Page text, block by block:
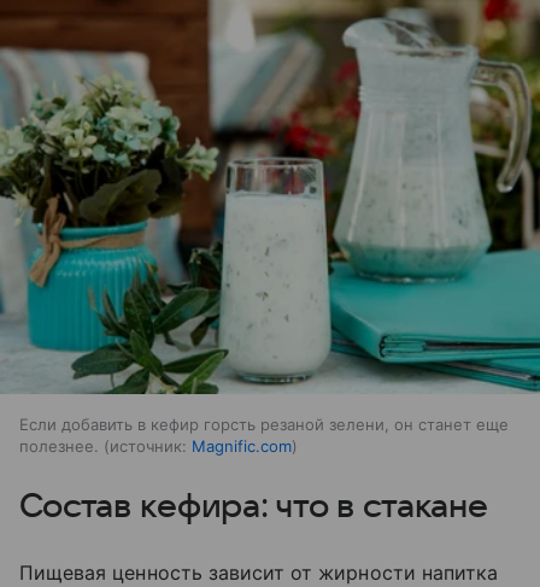
Если добавить в кефир горсть резаной зелени, он станет еще
полезнее.
источник: Magnific.com
Состав кефира: что в стакане
Пищевая ценность зависит от жирности напитка